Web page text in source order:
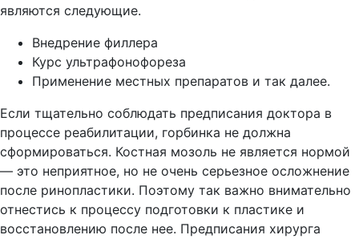
являются следующие.
Внедрение филлера
Курс ультрафонофореза
Применение местных препаратов и так далее.
Если тщательно соблюдать предписания доктора в
процессе реабилитации, горбинка не должна
сформироваться. Костная мозоль не является нормой
— это неприятное, но не очень серьезное осложнение
после ринопластики. Поэтому так важно внимательно
отнестись к процессу подготовки к пластике и
восстановлению после нее. Предписания хирурга